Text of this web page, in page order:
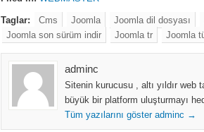
Taglar: Cms Joomla Joomla dil dosyası
Joomla son sürüm indir
Joomla tr Joomla
adminc
Sitenin kurucusu , altı yıldır web
büyük bir platform uluşturmayı
Tüm yazılarını göster adminc →